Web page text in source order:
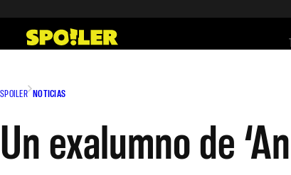
contenido
SPOILER NOTICIAS
Un exalumno de